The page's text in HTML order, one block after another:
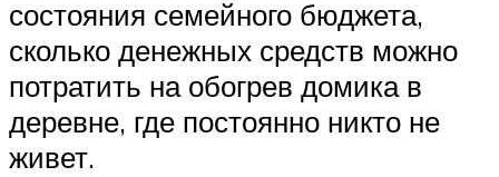
состояния семейного бюджета,
сколько денежных средств можно
потратить на обогрев домика в
деревне, где постоянно никто не
живет.